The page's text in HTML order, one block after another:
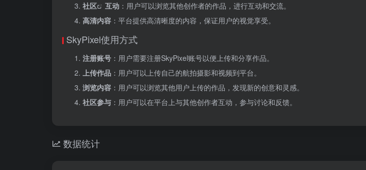
社区
互动 ：用户可以浏览其他创作者的作品，进行互动和交流。
高清内容 ：平台提供高清晰度的内容，保证用户的视觉享受。
SkyPixel使用方式
注册账号 ：用户需要注册SkyPixel账号以便上传和分享作品。
上传作品 ：用户可以上传自己的航拍摄影和视频到平台。
浏览内容 ：用户可以浏览其他用户上传的作品，发现新的创意和灵感。
社区参与 ：用户可以在平台上与其他创作者互动，参与讨论和反馈。
数据统计